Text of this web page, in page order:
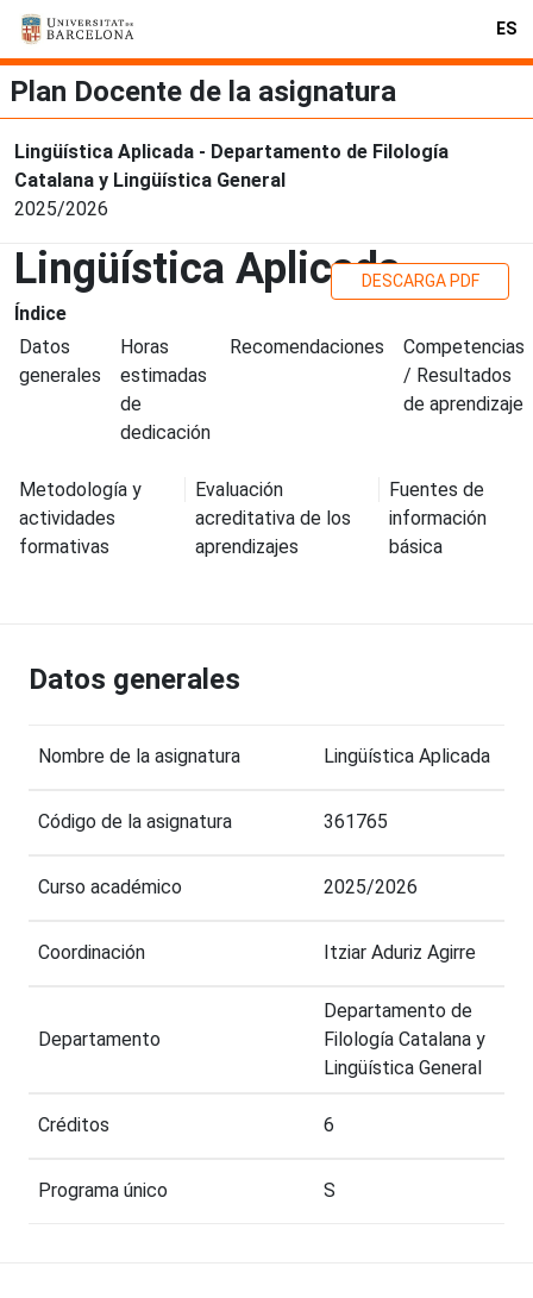
ES
Plan Docente de la asignatura
Lingüística Aplicada - Departamento de Filología
Catalana y Lingüística General
2025/2026
Lingüística AplicadaDESCARGA PDF
Índice
Datos
generales
Horas
estimadas
de
dedicación
Recomendaciones
Competencias
/ Resultados
de aprendizaje
Metodología y
actividades
formativas
Evaluación
acreditativa de los
aprendizajes
Fuentes de
información
básica
Datos generales
Nombre de la asignatura Lingüística Aplicada
Código de la asignatura 361765
Curso académico 2025/2026
Coordinación Itziar Aduriz Agirre
Departamento
Departamento de
Filología Catalana y
Lingüística General
Créditos 6
Programa único S